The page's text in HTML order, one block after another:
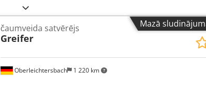
Mazā
Oberleichtersbach 1 220 km
čaumveida satvērējs
Greifer